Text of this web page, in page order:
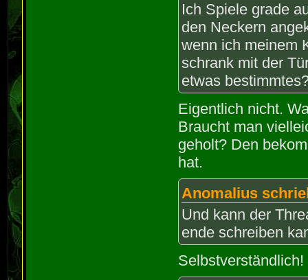
Ich Spiele grade
den Neckern
wenn ich meinem
schrank mit der
etwas
Eigentlich nicht.
Braucht man
geholt? Den
hat.
Anomalius
Und kann der
ende schreiben